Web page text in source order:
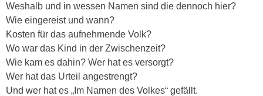
Weshalb und in wessen Namen sind die dennoch hier?
Wie eingereist und wann?
Kosten für das aufnehmende Volk?
Wo war das Kind in der Zwischenzeit?
Wie kam es dahin? Wer hat es versorgt?
Wer hat das Urteil angestrengt?
Und wer hat es „Im Namen des Volkes“ gefällt.